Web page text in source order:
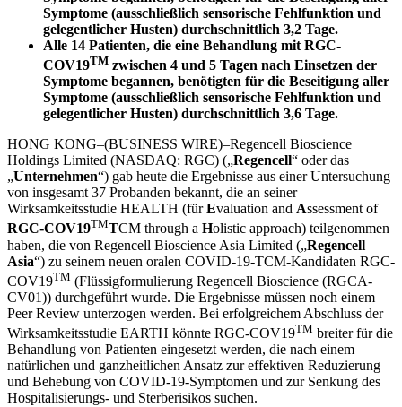
Symptome (ausschließlich sensorische Fehlfunktion und
gelegentlicher Husten) durchschnittlich 3,2 Tage.
Alle 14 Patienten, die eine Behandlung mit RGC-
COV19TM zwischen 4 und 5 Tagen nach Einsetzen der
Symptome begannen, benötigten für die Beseitigung aller
Symptome (ausschließlich sensorische Fehlfunktion und
gelegentlicher Husten) durchschnittlich 3,6 Tage.
HONG KONG–(BUSINESS WIRE)–Regencell Bioscience
Holdings Limited (NASDAQ: RGC) („Regencell“ oder das
„Unternehmen“) gab heute die Ergebnisse aus einer Untersuchung
von insgesamt 37 Probanden bekannt, die an seiner
Wirksamkeitsstudie HEALTH (fürEvaluation and Assessment of
RGC-COV19TMTCM through a Holistic approach) teilgenommen
haben, die von Regencell Bioscience Asia Limited („Regencell
Asia“) zu seinem neuen oralen COVID-19-TCM-Kandidaten RGC-
COV19TM (Flüssigformulierung Regencell Bioscience (RGCA-
CV01)) durchgeführt wurde. Die Ergebnisse müssen noch einem
Peer Review unterzogen werden. Bei erfolgreichem Abschluss der
Wirksamkeitsstudie EARTH könnte RGC-COV19TM breiter für die
Behandlung von Patienten eingesetzt werden, die nach einem
natürlichen und ganzheitlichen Ansatz zur effektiven Reduzierung
und Behebung von COVID-19-Symptomen und zur Senkung des
Hospitalisierungs- und Sterberisikos suchen.